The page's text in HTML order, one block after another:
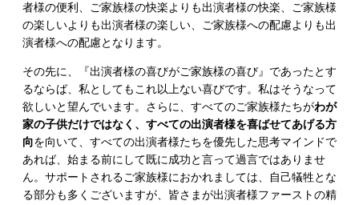
者様の便利、ご家族様の快楽よりも出演者様の快楽、ご家族様
の楽しいよりも出演者様の楽しい、ご家族様への配慮よりも出
演者様への配慮となります。
その先に、『出演者様の喜びがご家族様の喜び』であったとす
るならば、私としてもこれ以上ない喜びです。私はそうなって
欲しいと望んでいます。さらに、すべてのご家族様たちがわが
家の子供だけではなく、すべての出演者様を喜ばせてあげる方
向を向いて、すべての出演者様たちを優先した思考マインドで
あれば、始まる前にして既に成功と言って過言ではありませ
ん。サポートされるご家族様におかれましては、自己犠牲とな
る部分も多くございますが、皆さまが出演者様ファーストの精